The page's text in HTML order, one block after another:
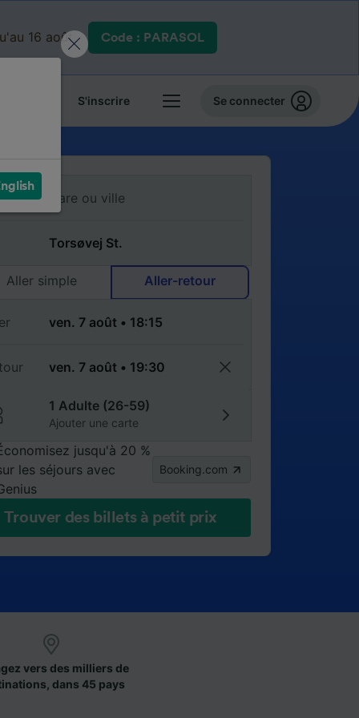
16 août. Code : PARASOL
S'inscrire Se connecter
Aller simple Aller-retour
1 Adulte (26-59)
Ajouter une carte
jusqu'à 20 %
les séjours avec
Booking.com
Trouver des billets à petit prix
vers des milliers de
dans 45 pays